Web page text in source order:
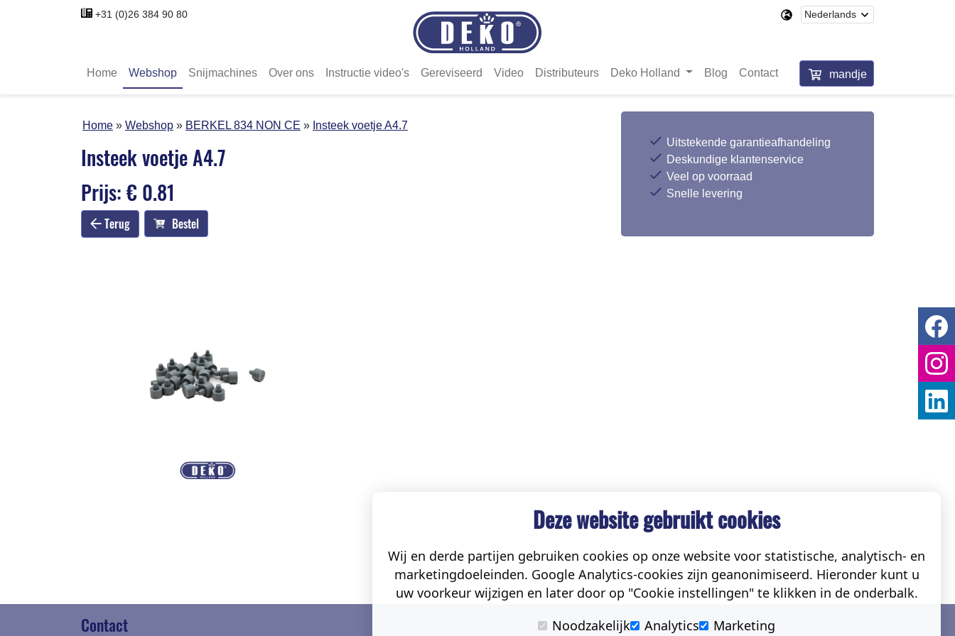
+31 (0)26 384 90 80
Home Webshop Snijmachines Over ons Instructie video's Gereviseerd Video Distributeurs Deko Holland Blog Contact mandje
Home Webshop BERKEL 834 NON CE Insteek voetje A4.7
Insteek voetje A4.7
Prijs: € 0.81
Terug Bestel
Uitstekende garantieafhandeling
Deskundige klantenservice
Veel op voorraad
Snelle levering
Contact Social
Deze website gebruikt cookies
Wij en derde partijen gebruiken cookies op onze website voor statistische, analytisch- en
marketingdoeleinden. Google Analytics-cookies zijn geanonimiseerd. Hieronder kunt u
uw voorkeur wijzigen en later door op "Cookie instellingen" te klikken in de onderbalk.
Noodzakelijk
Analytics Marketing